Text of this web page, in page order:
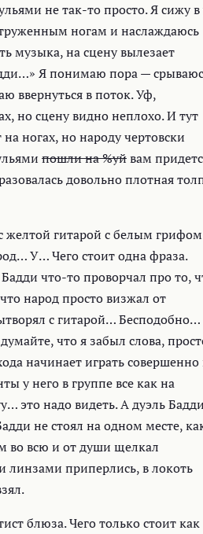
не так-то просто. Я сижу в
ногам и наслаждаюсь
музыка, на сцену вылезает
Я понимаю пора —
ввернуться в поток. Уф,
но сцену видно неплохо. И тут
ногах, но народу чертовски
пошли на %уйвам
довольно плотная
желтой гитарой с белым
У… Чего стоит одна фраза.
что-то проворчал про то,
народ просто визжал от
с гитарой… Бесподобно…
что я забыл слова,
начинает играть совершенно
у него в группе все как на
это надо видеть. А дуэль
не стоял на одном месте,
во всю и от души щелкал
приперлись, в локоть
блюза. Чего только стоит как